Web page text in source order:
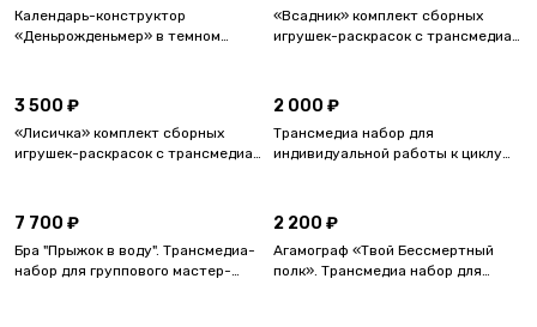
Календарь-конструктор
«Деньрожденьмер» в темном
«Всадник» комплект сборных
игрушек-раскрасок с трансмедиа-
3 500 ₽
«Лисичка» комплект сборных
игрушек-раскрасок с трансмедиа-
2 000 ₽
Трансмедиа набор для
индивидуальной работы к циклу
7 700 ₽
Бра "Прыжок в воду". Трансмедиа-
набор для группового мастер-
2 200 ₽
Агамограф «Твой Бессмертный
полк». Трансмедиа набор для